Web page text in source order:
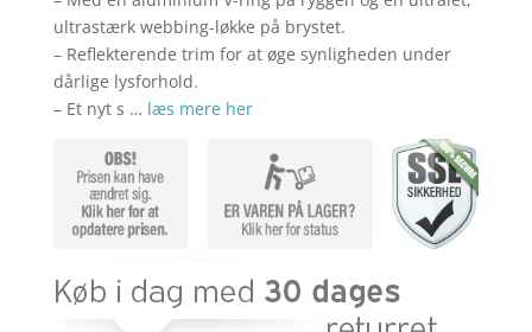
ultrastærk webbing-løkke på brystet.
– Reflekterende trim for at øge synligheden under
dårlige lysforhold.
– Et nyt s … læs mere her